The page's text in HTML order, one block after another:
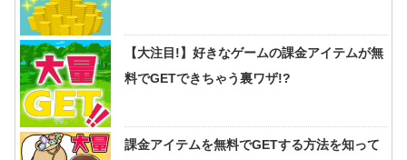
【大注目!】好きなゲームの課金アイテムが無
料でGETできちゃう裏ワザ!?
課金アイテムを無料でGETする方法を知って